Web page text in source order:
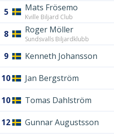
5 Mats Frösemo
Kville Biljard Club
8 Roger Möller
Sundsvalls Biljardklubb
9 Kenneth Johansson
10 Jan Bergström
10 Tomas Dahlström
12 Gunnar Augustsson